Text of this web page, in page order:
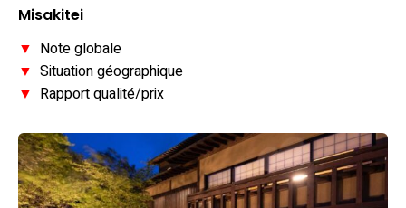
Misakitei
▼ Note globale
▼ Situation géographique
▼ Rapport qualité/prix